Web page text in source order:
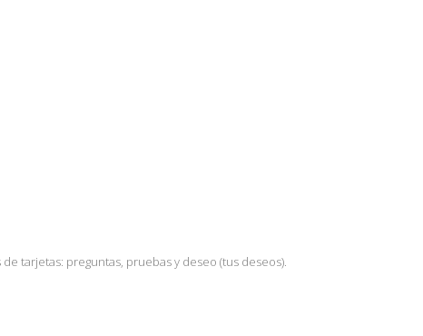
tarjetas: preguntas, pruebas y deseo (tus deseos).